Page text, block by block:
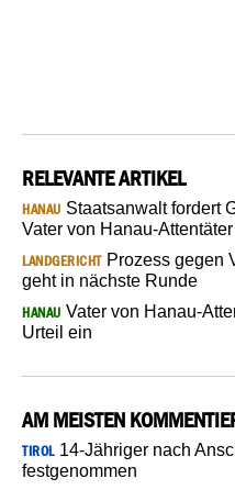
RELEVANTE ARTIKEL
HANAU Staatsanwalt fordert
Vater von Hanau-Attentäter
LANDGERICHTProzess gegen
geht in nächste Runde
HANAU Vater von Hanau-
Urteil ein
AM MEISTEN
TIROL14-Jähriger nach
festgenommen